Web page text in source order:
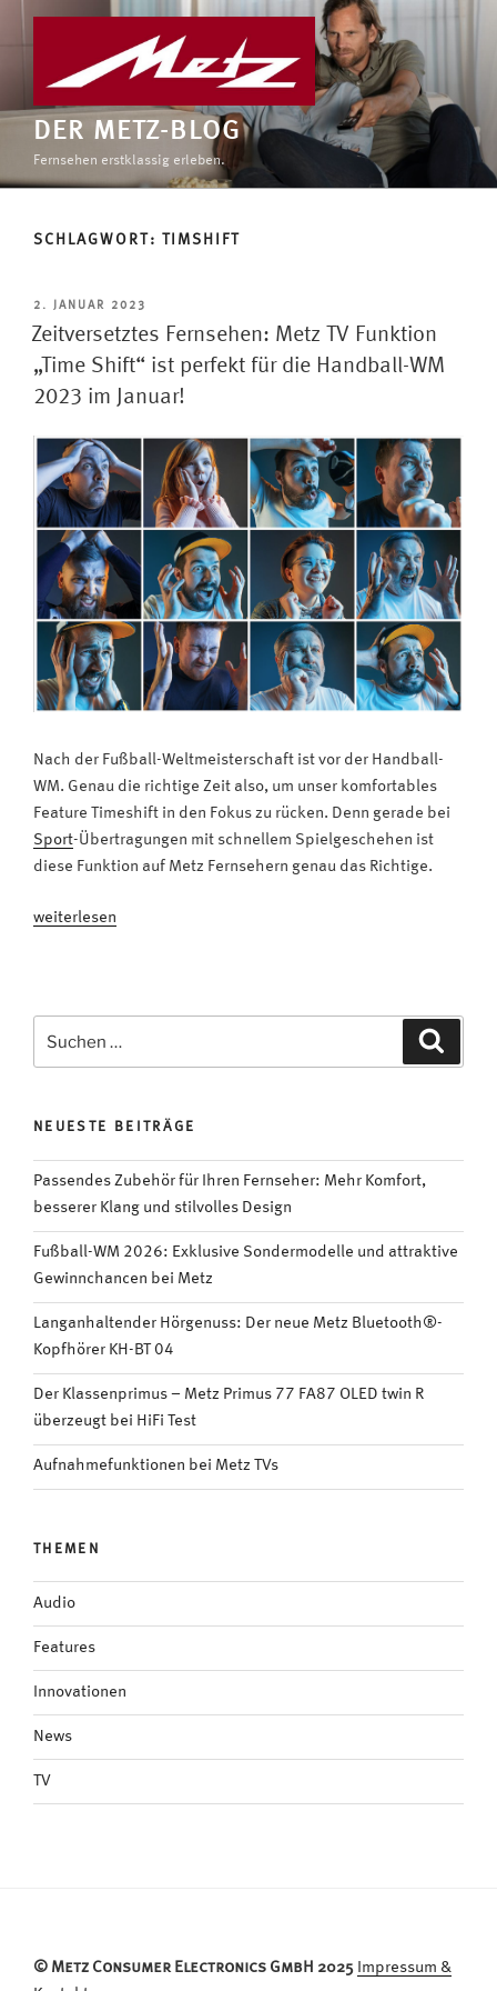
DER METZ-BLOG
Fernsehen erstklassig erleben.
SCHLAGWORT: TIMSHIFT
VERÖFFENTLICHT
AM
2. JANUAR 2023
Zeitversetztes Fernsehen: Metz TV Funktion
„Time Shift“ ist perfekt für die Handball-WM
2023 im Januar!
Nach der Fußball-Weltmeisterschaft ist vor der Handball-
WM. Genau die richtige Zeit also, um unser komfortables
Feature Timeshift in den Fokus zu rücken. Denn gerade bei
Sport-Übertragungen mit schnellem Spielgeschehen ist
diese Funktion auf Metz Fernsehern genau das Richtige.
„Zeitversetztes
„Time
perfekt
für
die
Handball-
WM
Januar!“
weiterlesen
nach:
NEUESTE BEITRÄGE
Passendes Zubehör für Ihren Fernseher: Mehr Komfort,
besserer Klang und stilvolles Design
Fußball-WM 2026: Exklusive Sondermodelle und attraktive
Gewinnchancen bei Metz
Langanhaltender Hörgenuss: Der neue Metz Bluetooth®-
Kopfhörer KH-BT 04
Der Klassenprimus – Metz Primus 77 FA87 OLED twin R
überzeugt bei HiFi Test
Aufnahmefunktionen bei Metz TVs
THEMEN
Audio
Features
Innovationen
News
TV
© Metz Consumer Electronics GmbH 2025 Impressum &